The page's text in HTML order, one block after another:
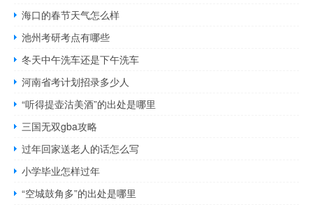
海口的春节天气怎么样
池州考研考点有哪些
冬天中午洗车还是下午洗车
河南省考计划招录多少人
“听得提壶沽美酒”的出处是哪里
三国无双gba攻略
过年回家送老人的话怎么写
小学毕业怎样过年
“空城鼓角多”的出处是哪里